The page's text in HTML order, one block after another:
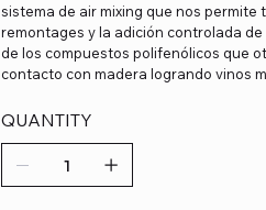
sistema de air mixing que nos
remontages y la adición controlada
de los compuestos polifenólicos que
contacto con madera logrando vinos
QUANTITY